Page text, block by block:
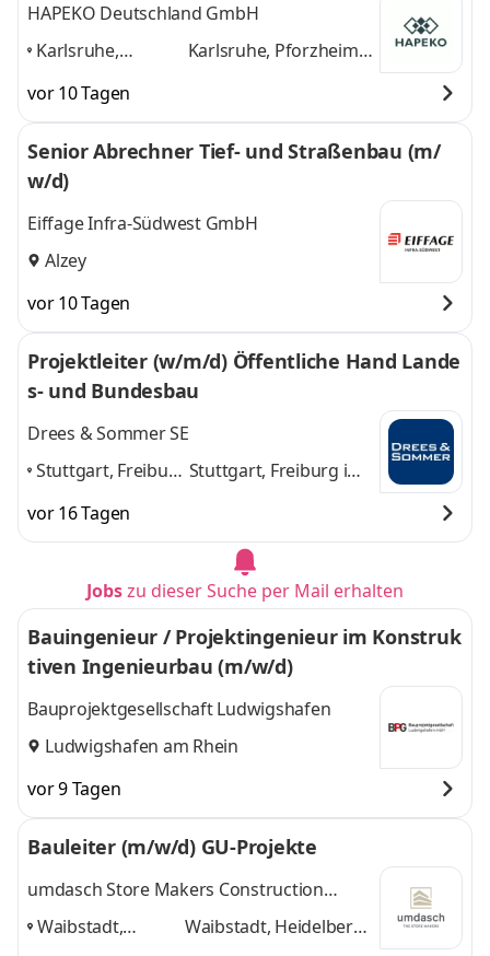
HAPEKO Deutschland GmbH
Karlsruhe,
Stuttgart,
Mannheim,
Offenburg,
Karlsruhe, Pforzheim,
weitere
vor 10 Tagen
Senior Abrechner Tief- und Straßenbau (m/
w/d)
Eiffage Infra-Südwest GmbH
Alzey
vor 10 Tagen
Projektleiter (w/m/d) Öffentliche Hand Lande
s- und Bundesbau
Drees & Sommer SE
Stuttgart, Freiburg
Karlsruhe,
Mannheim, Ulm,
Stuttgart, Freiburg im
weitere
vor 16 Tagen
Jobszu dieser Suche per Mail erhalten
Bauingenieur / Projektingenieur im Konstruk
tiven Ingenieurbau (m/w/d)
Bauprojektgesellschaft Ludwigshafen
Ludwigshafen am Rhein
vor 9 Tagen
Bauleiter (m/w/d) GU-Projekte
umdasch Store Makers Construction
GmbH
Waibstadt,
Waibstadt, Heidelberg,